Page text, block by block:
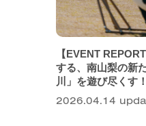
【EVENT
する、南山梨の新
川」を遊び尽くす！
2026.04.14